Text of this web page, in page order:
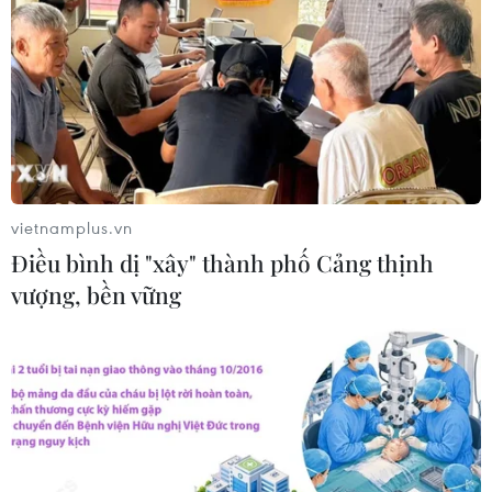
Đà Nẵng: Sóng cuốn 4 người tại Mũi
Nghê, 3 người mất tích
08/08/2026 06:02
Mở ra không gian phát triển mới
08/08/2026 05:39
công
08/08/2026 05:38
Chuyển mạnh sang ngăn chặn,
vietnamplus.vn
Điều bình dị "xây" thành phố Cảng thịnh
vượng, bền vững